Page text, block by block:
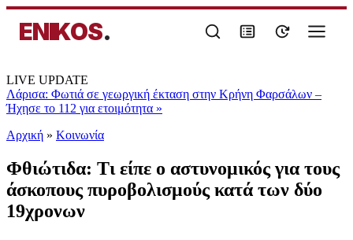
ENIKOS.
LIVE UPDATE
Λάρισα: Φωτιά σε γεωργική έκταση στην Κρήνη Φαρσάλων –
Ήχησε το 112 για ετοιμότητα »
Αρχική » Κοινωνία
Φθιώτιδα: Τι είπε ο αστυνομικός για τους
άσκοπους πυροβολισμούς κατά των δύο
19χρονων